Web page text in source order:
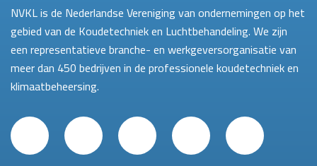
NVKL is de Nederlandse Vereniging van ondernemingen op het
gebied van de Koudetechniek en Luchtbehandeling. We zijn
een representatieve branche- en werkgeversorganisatie van
meer dan 450 bedrijven in de professionele koudetechniek en
klimaatbeheersing.